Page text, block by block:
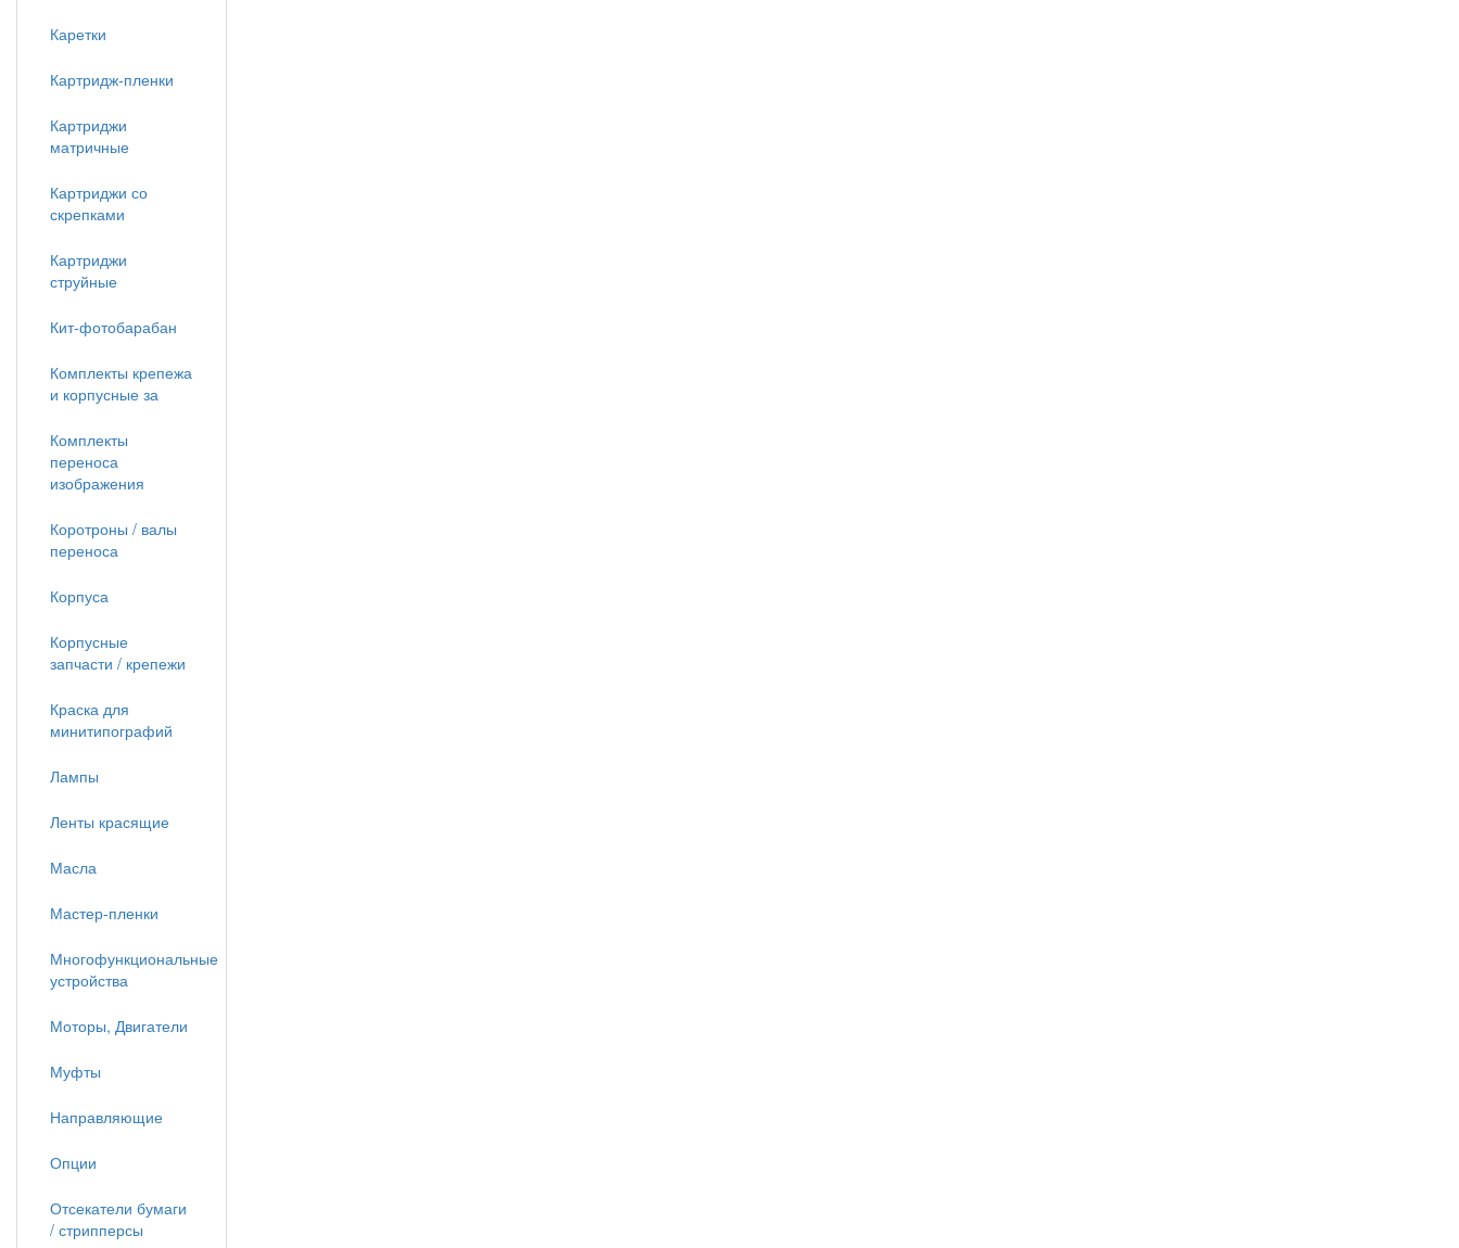
Каретки
Картридж-пленки
Картриджи
матричные
Картриджи со
скрепками
Картриджи
струйные
Кит-фотобарабан
Комплекты крепежа
и корпусные за
Комплекты
переноса
изображения
Коротроны / валы
переноса
Корпуса
Корпусные
запчасти / крепежи
Краска для
минитипографий
Лампы
Ленты красящие
Масла
Мастер-пленки
Многофункциональные
устройства
Моторы, Двигатели
Муфты
Направляющие
Опции
Отсекатели бумаги
/ стрипперсы